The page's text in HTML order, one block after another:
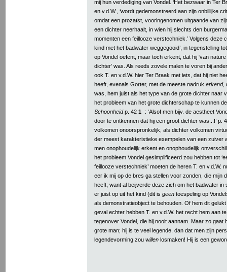
mij hun verdediging van Vondel. ‘Het bezwaar in Ter
en v.d.W., ‘wordt gedemonstreerd aan zijn onbillijke
omdat een prozaïst, vooringenomen uitgaande van
een dichter neerhaalt, in wien hij slechts den
momenten een feillooze verstechniek.’ Volgens deze
kind met het badwater weggegooid’, in tegenstelling
op Vondel oefent, maar toch erkent, dat hij ‘van
dichter’ was. Als reeds zovele malen te voren bij
ook T. en v.d.W. hier Ter Braak met iets, dat hij niet
heeft, evenals Gorter, met de meeste nadruk erkend,
was, hem juist als het type van de grote dichter naar
het probleem van het grote dichterschap te kunnen
Schoonheidp. 42 1
: ‘Alsof men bijv. de aestheet
door te ontkennen dat hij een groot dichter was...!’ p.
volkomen onoorspronkelijk, als dichter volkomen
der meest karakteristieke exempelen van een zuiver
men onophoudelijk erkent en onophoudelijk
het probleem Vondel gesimplificeerd zou hebben tot
feillooze verstechniek’ moeten de heren T. en v.d.W.
eer ik mij op de bres ga stellen voor zonden, die mijn
heeft; want al beijverde deze zich om het badwater in
er juist op uit het kind (dit is geen toespeling op
als demonstratieobject te behouden. Of hem dit
geval echter hebben T. en v.d.W. het recht hem aan
tegenover Vondel, die hij nooit aannam. Maar zo gaat
grote man; hij is te veel legende, dan dat men zijn
legendevorming zou willen losmaken! Hij is een